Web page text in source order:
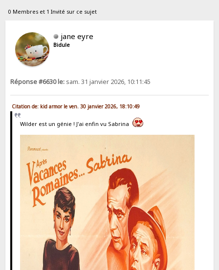
0 Membres et 1 Invité sur ce sujet
jane eyre
Bidule
Réponse #6630 le: sam. 31 janvier 2026, 10:11:45
Citation de: kid armor le ven. 30 janvier 2026, 18:10:49
Wilder est un génie ! J'ai enfin vu Sabrina